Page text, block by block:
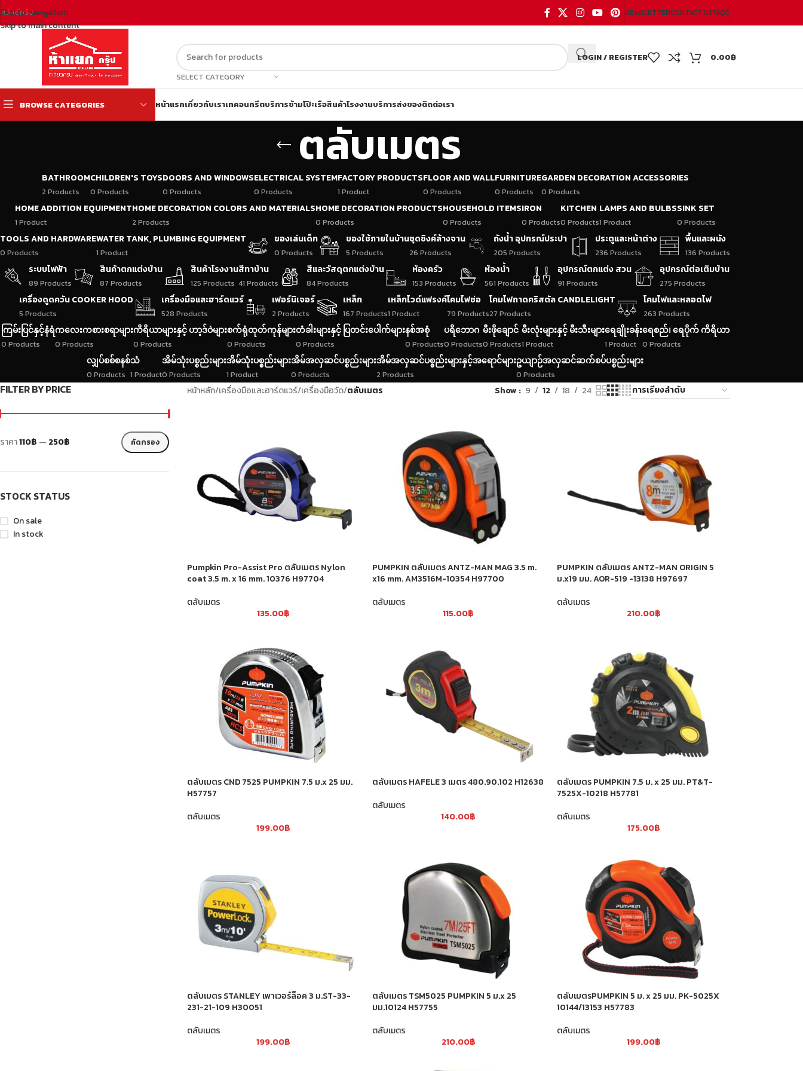
Skip to navigation
Skip to main content
สวัสดีครับ NEWSLETTERCONTACT USFAQS
SELECT CATEGORY
LOGIN / REGISTER 0.00฿
BROWSE CATEGORIES หน้าแรกเกี่ยวกับเราเทคอนกรีตบริการข้ามโป๊ะเรือสินค้าโรงงานบริการส่งของติดต่อเรา
ตลับเมตร
BATHROOM
2 Products
CHILDREN'S TOYS
0 Products
DOORS AND WINDOWS
0 Products
ELECTRICAL SYSTEM
0 Products
FACTORY PRODUCTS
1 Product
FLOOR AND WALL
0 Products
FURNITURE
0 Products
GARDEN DECORATION ACCESSORIES
0 Products
HOME ADDITION EQUIPMENT
1 Product
HOME DECORATION COLORS AND MATERIALS
2 Products
HOME DECORATION PRODUCTS
0 Products
HOUSEHOLD ITEMS
0 Products
IRON
0 Products
KITCHEN
0 Products
LAMPS AND BULBS
1 Product
SINK SET
0 Products
TOOLS AND HARDWARE
0 Products
WATER TANK, PLUMBING EQUIPMENT
1 Product
ของเล่นเด็ก
0 Products
ของใช้ภายในบ้าน
5 Products
ชุดซิงค์ล้างจาน
26 Products
ถังน้ำ อุปกรณ์ประปา
205 Products
ประตูและหน้าต่าง
236 Products
พื้นและผนัง
136 Products
ระบบไฟฟ้า
89 Products
สินค้าตกแต่งบ้าน
87 Products
สินค้าโรงงาน
125 Products
สีทาบ้าน
41 Products
สีและวัสดุตกแต่งบ้าน
84 Products
ห้องครัว
153 Products
ห้องน้ำ
561 Products
อุปกรณ์ตกแต่ง สวน
91 Products
อุปกรณ์ต่อเติมบ้าน
275 Products
เครื่องดูดควัน COOKER HOOD
5 Products
เครื่องมือและฮาร์ดแวร์
528 Products
เฟอร์นิเจอร์
2 Products
เหล็ก
167 Products
เหล็กไวด์แฟรงค์
1 Product
โคมไฟช่อ
79 Products
โคมไฟถาดคริสตัล CANDLELIGHT
27 Products
โคมไฟและหลอดไฟ
263 Products
ကြမ်းပြင်နှင့်နံရံ
0 Products
ကလေးကစားစရာများ
0 Products
ကိရိယာများနှင့် ဟာ့ဒ်ဝဲများ
0 Products
စက်ရုံထုတ်ကုန်များ
0 Products
တံခါးများနှင့် ပြတင်းပေါက်များ
0 Products
နစ်အစုံ
0 Products
ပရိဘောဂ
0 Products
မီးဖိုချောင်
0 Products
မီးလုံးများနှင့် မီးသီးများ
1 Product
ရေချိုးခန်း
1 Product
ရေစည်၊ ရေပိုက် ကိရိယာ
0 Products
လျှပ်စစ်စနစ်
0 Products
သံ
1 Product
အိမ်သုံးပစ္စည်းများ
0 Products
အိမ်သုံးပစ္စည်းများ
1 Product
အိမ်အလှဆင်ပစ္စည်းများ
0 Products
အိမ်အလှဆင်ပစ္စည်းများနှင့်အရောင်များ
2 Products
ဥယျာဉ်အလှဆင်ဆက်စပ်ပစ္စည်းများ
0 Products
FILTER BY PRICE
คัดกรอง
ราคา110฿ — 250฿
STOCK STATUS
On sale
In stock
หน้าหลัก/เครื่องมือและฮาร์ดแวร์/เครื่องมือวัด/ตลับเมตร Show 9 12 18 24
Pumpkin Pro-Assist Pro ตลับเมตร Nylon
coat 3.5 m. x 16 mm. 10376 H97704
ตลับเมตร
135.00฿
PUMPKIN ตลับเมตร ANTZ-MAN MAG 3.5 m.
x16 mm. AM3516M-10354 H97700
ตลับเมตร
115.00฿
PUMPKIN ตลับเมตร ANTZ-MAN ORIGIN 5
ม.x19 มม. AOR-519 -13138 H97697
ตลับเมตร
210.00฿
ตลับเมตร CND 7525 PUMPKIN 7.5 ม.x 25 มม.
H57757
ตลับเมตร
199.00฿
ตลับเมตร HAFELE 3 เมตร 480.90.102 H12638
ตลับเมตร
140.00฿
ตลับเมตร PUMPKIN 7.5 ม. x 25 มม. PT&T-
7525X-10218 H57781
ตลับเมตร
175.00฿
ตลับเมตร STANLEY เพาเวอร์ล็อค 3 ม.ST-33-
231-21-109 H30051
ตลับเมตร
199.00฿
ตลับเมตร TSM5025 PUMPKIN 5 ม.x 25
มม.10124 H57755
ตลับเมตร
210.00฿
ตลับเมตรPUMPKIN 5 ม. x 25 มม. PK-5025X
10144/13153 H57783
ตลับเมตร
199.00฿